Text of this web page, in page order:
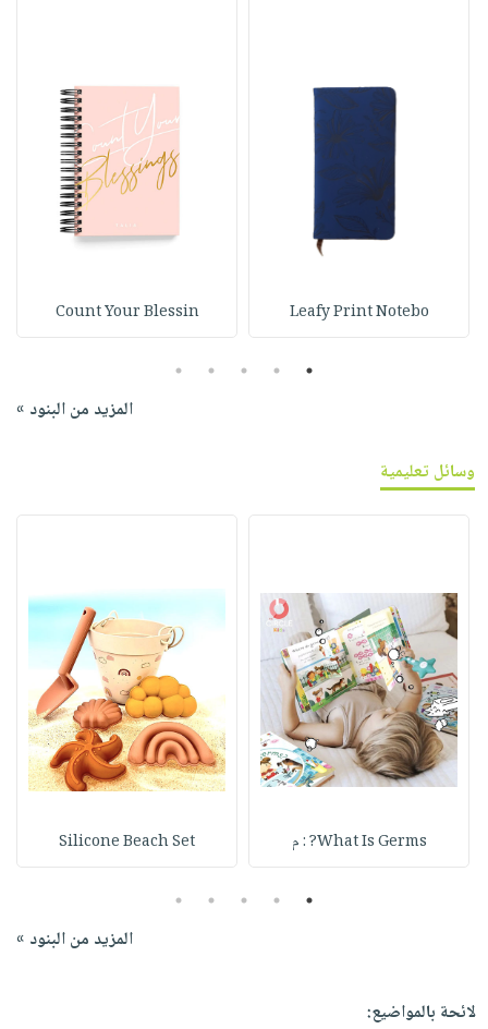
Leafy Print Notebo
Count Your Blessin
1
2
3
4
5
المزيد من البنود »
وسائل تعليمية
What Is Germs? : م Silicone Beach Set
1
2
3
4
5
المزيد من البنود »
لائحة بالمواضيع: